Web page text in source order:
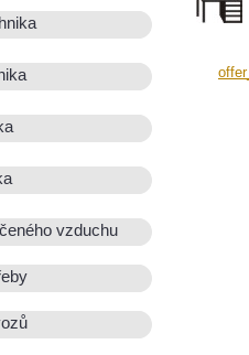
vzduchu